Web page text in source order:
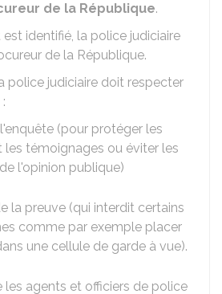
de la République.
identifié, la police judiciaire
de la République.
police judiciaire doit respecter
(pour protéger les
les témoignages ou éviter les
l'opinion publique)
la preuve (qui interdit certains
comme par exemple placer
une cellule de garde à vue).
les agents et officiers de police